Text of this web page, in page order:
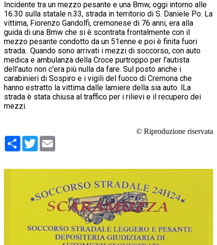
Incidente tra un mezzo pesante e una Bmw, oggi intorno alle
16.30 sulla statale n.33, strada in territorio di S. Daniele Po. La
vittima, Fiorenzo Gandolfi, cremonese di 76 anni, era alla
guida di una Bmw che si è scontrata frontalmente con il
mezzo pesante condotto da un 51enne e poi è finita fuori
strada.. Quando sono arrivati i mezzi di soccorso, con auto
medica e ambulanza della Croce purtroppo per l'autista
dell'auto non c'era più nulla da fare. Sul posto anche i
carabinieri di Sospiro e i vigili del fuoco di Cremona che
hanno estratto la vittima dalle lamiere della sia auto. lLa
strada è stata chiusa al traffico per i rilievi e il recupero dei
mezzi.
© Riproduzione riservata
Condividi
Twitter